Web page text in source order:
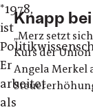
*1978,
ist
Er
arbeitet
als
Knapp
„Merz setzt
Kurs der
Angela Merkel